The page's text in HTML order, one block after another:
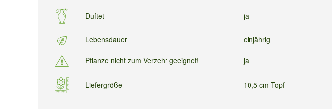
Duftet ja
Lebensdauer einjährig
Pflanze nicht zum Verzehr geeignet! ja
Liefergröße 10,5 cm Topf